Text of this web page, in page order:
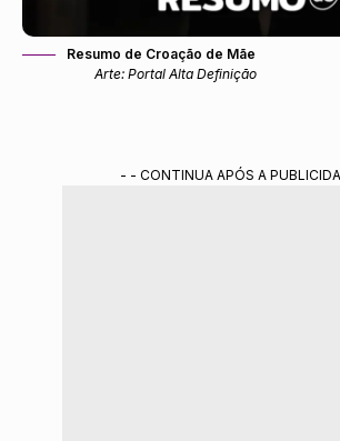
Resumo de Croação de Mãe
Arte: Portal Alta Definição
- - CONTINUA APÓS A